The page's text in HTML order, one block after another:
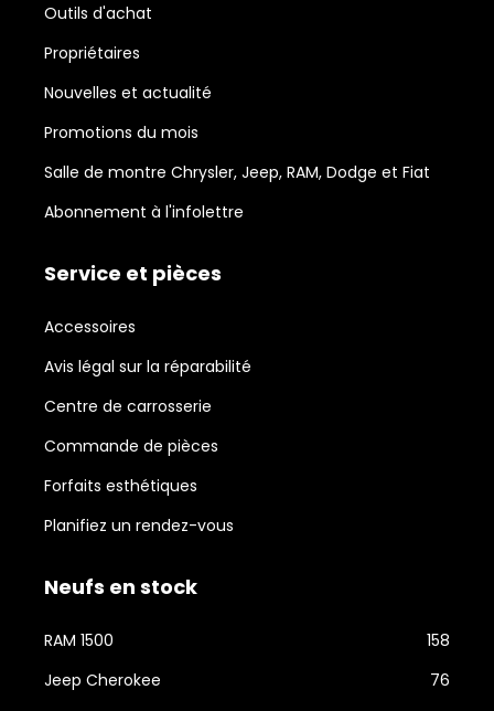
Outils d'achat
Propriétaires
Nouvelles et actualité
Promotions du mois
Salle de montre Chrysler, Jeep, RAM, Dodge et Fiat
Abonnement à l'infolettre
Service et pièces
Accessoires
Avis légal sur la réparabilité
Centre de carrosserie
Commande de pièces
Forfaits esthétiques
Planifiez un rendez-vous
Neufs en stock
RAM 1500
158
Jeep Cherokee
76